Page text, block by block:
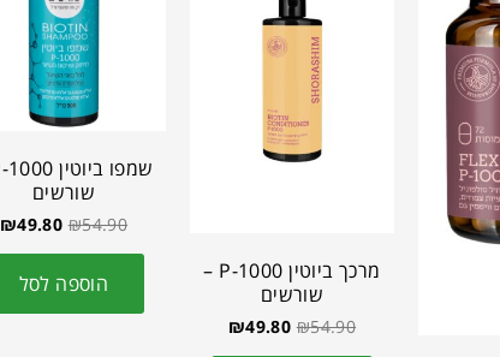
מרכך ביוטין P-1000 –
שורשים
₪54.90
₪49.80
שורשים
₪54.90
₪49.80
הוספה לסל